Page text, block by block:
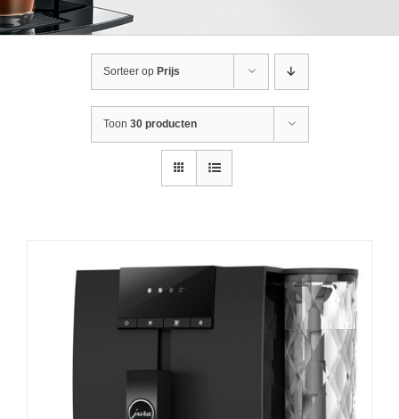
Sorteer op Prijs
Toon 30 producten